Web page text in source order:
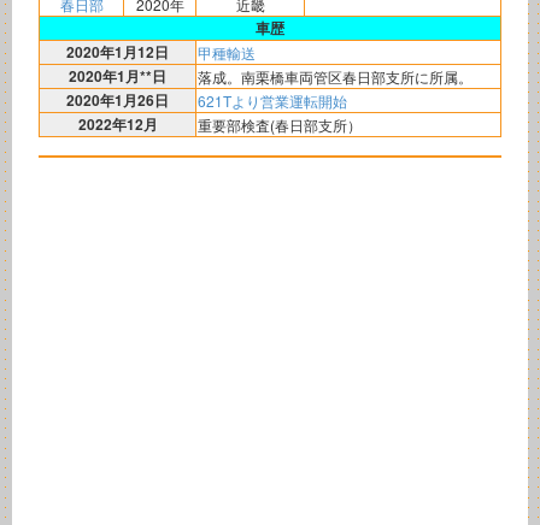
春日部 2020年 近畿
車歴
2020年1月12日
甲種輸送
2020年1月**日 落成。南栗橋車両管区春日部支所に所属。
2020年1月26日 621Tより営業運転開始
2022年12月 重要部検査(春日部支所）